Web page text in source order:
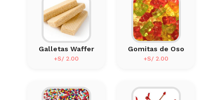
Galletas Waffer
+S/ 2.00
Gomitas de Oso
+S/ 2.00